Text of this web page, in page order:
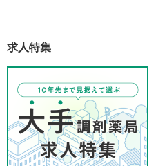
求人特集